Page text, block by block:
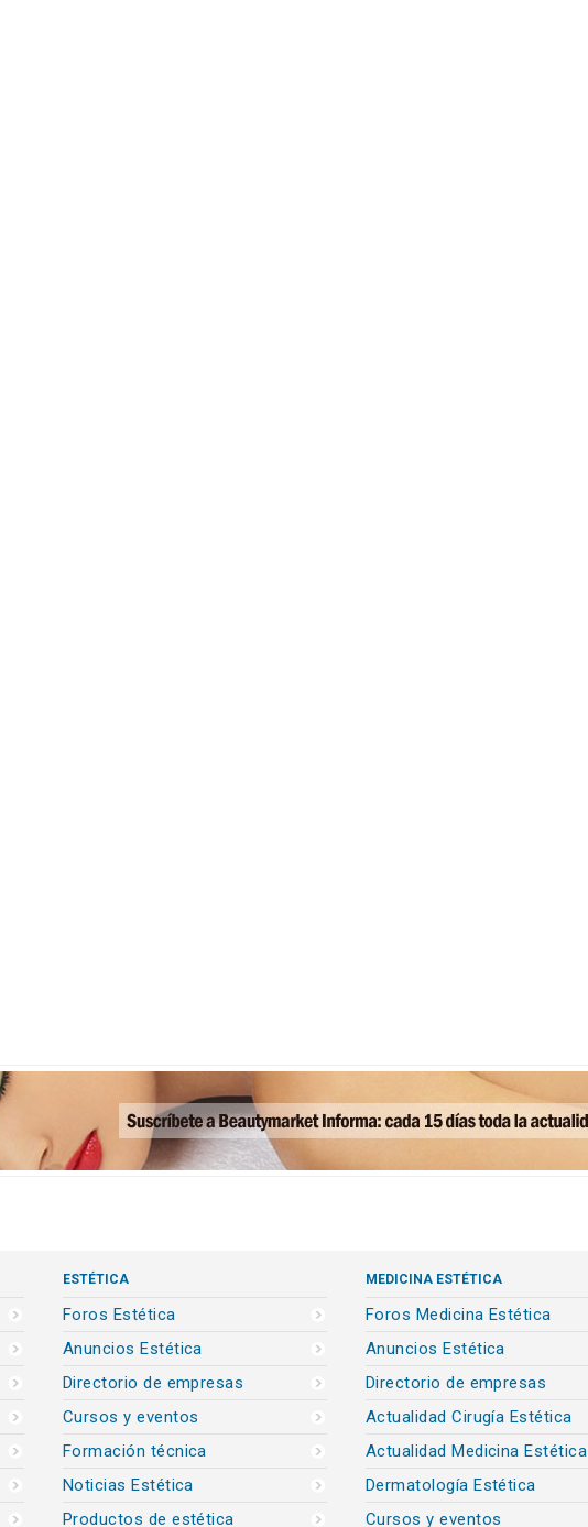
ESTÉTICA
Foros Estética
Anuncios Estética
Directorio de empresas
Cursos y eventos
Formación técnica
Noticias Estética
Productos de estética
MEDICINA ESTÉTICA
Foros Medicina Estética
Anuncios Estética
Directorio de empresas
Actualidad Cirugía Estética
Actualidad Medicina Estética
Dermatología Estética
Cursos y eventos